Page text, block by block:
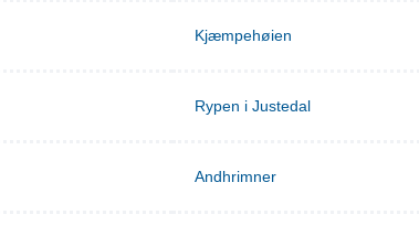
Kjæmpehøien
Rypen i Justedal
Andhrimner